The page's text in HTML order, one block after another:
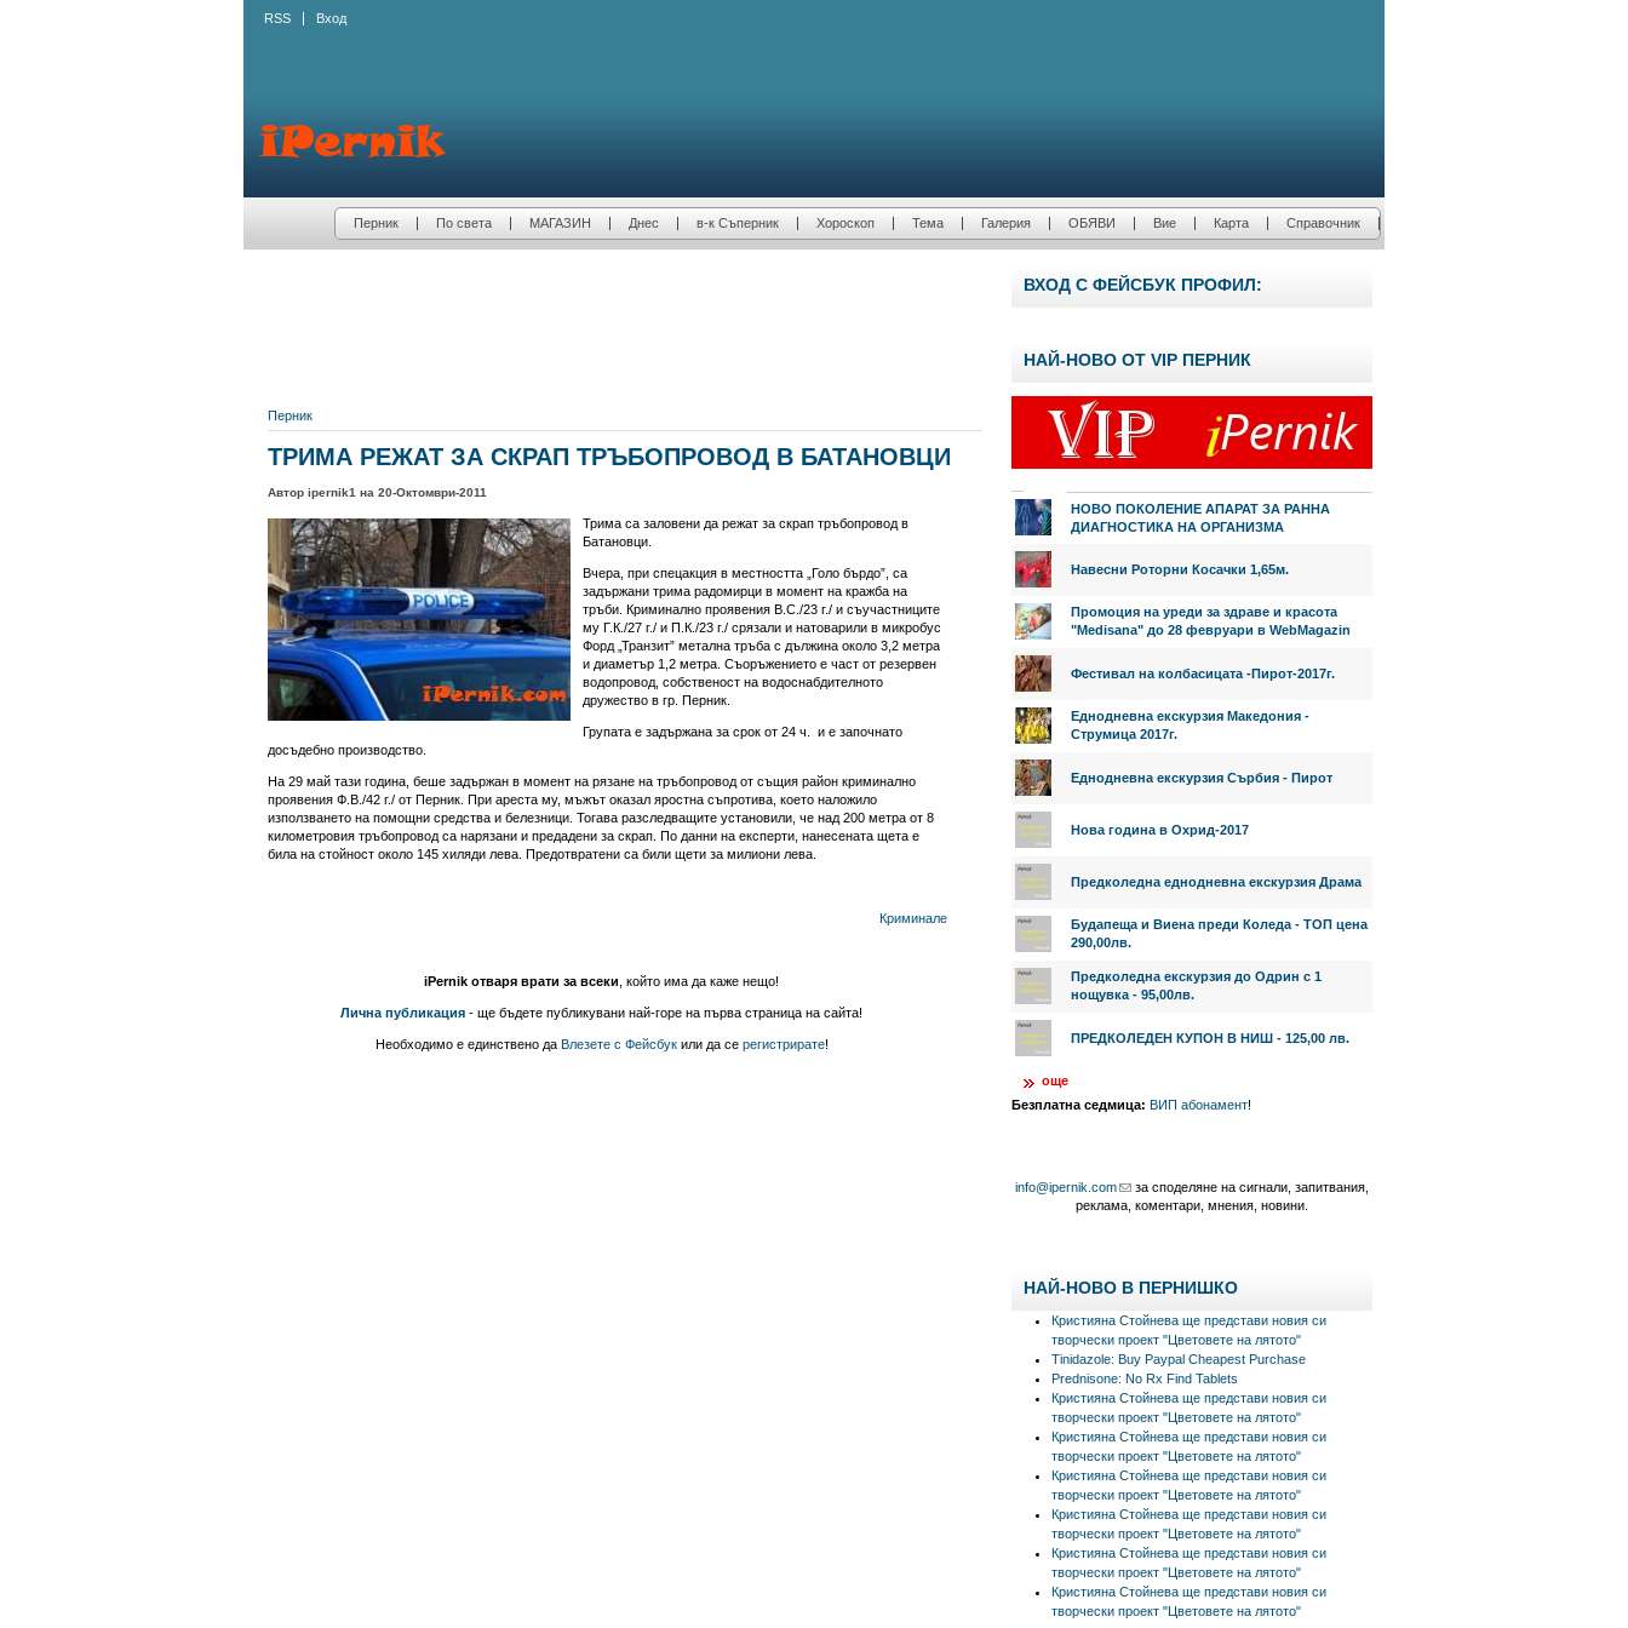
RSS Вход
Перник По света МАГАЗИН Днес в-к Съперник Хороскоп Тема Галерия ОБЯВИ Вие Карта Справочник
Перник
ТРИМА РЕЖАТ ЗА СКРАП ТРЪБОПРОВОД В БАТАНОВЦИ
Автор ipernik1 на 20-Октомври-2011
Трима са заловени да режат за скрап тръбопровод в
Батановци.
Вчера, при спецакция в местността „Голо бърдо”, са
задържани трима радомирци в момент на кражба на
тръби. Криминално проявения В.С./23 г./ и съучастниците
му Г.К./27 г./ и П.К./23 г./ срязали и натоварили в микробус
Форд „Транзит” метална тръба с дължина около 3,2 метра
и диаметър 1,2 метра. Съоръжението е част от резервен
водопровод, собственост на водоснабдителното
дружество в гр. Перник.
Групата е задържана за срок от 24 ч. и е започнато
досъдебно производство.
На 29 май тази година, беше задържан в момент на рязане на тръбопровод от същия район криминално
проявения Ф.В./42 г./ от Перник. При ареста му, мъжът оказал яростна съпротива, което наложило
използването на помощни средства и белезници. Тогава разследващите установили, че над 200 метра от 8
километровия тръбопровод са нарязани и предадени за скрап. По данни на експерти, нанесената щета е
била на стойност около 145 хиляди лева. Предотвратени са били щети за милиони лева.
Криминале
iPernik отваря врати за всеки , който има да каже нещо!
Лична публикация - ще бъдете публикувани най-горе на първа страница на сайта!
Необходимо е единствено да Влезете с Фейсбукили да се регистрирате!
ВХОД С ФЕЙСБУК ПРОФИЛ:
НАЙ-НОВО ОТ VIP ПЕРНИК
НОВО ПОКОЛЕНИЕ АПАРАТ ЗА РАННА
ДИАГНОСТИКА НА ОРГАНИЗМА
Навесни Роторни Косачки 1,65м.
Промоция на уреди за здраве и красота
"Medisana" до 28 февруари в WebMagazin
Фестивал на колбасицата -Пирот-2017г.
Еднодневна екскурзия Македония -
Струмица 2017г.
Еднодневна екскурзия Сърбия - Пирот
Нова година в Охрид-2017
Предколедна еднодневна екскурзия Драма
Будапеща и Виена преди Коледа - ТОП цена
290,00лв.
Предколедна екскурзия до Одрин с 1
нощувка - 95,00лв.
ПРЕДКОЛЕДЕН КУПОН В НИШ - 125,00 лв.
още
Безплатна седмица: ВИП абонамент!
info@ipernik.com
за споделяне на сигнали, запитвания,
реклама, коментари, мнения, новини.
НАЙ-НОВО В ПЕРНИШКО
Кристияна Стойнева ще представи новия си
творчески проект "Цветовете на лятото"
Tinidazole: Buy Paypal Cheapest Purchase
Prednisone: No Rx Find Tablets
Кристияна Стойнева ще представи новия си
творчески проект "Цветовете на лятото"
Кристияна Стойнева ще представи новия си
творчески проект "Цветовете на лятото"
Кристияна Стойнева ще представи новия си
творчески проект "Цветовете на лятото"
Кристияна Стойнева ще представи новия си
творчески проект "Цветовете на лятото"
Кристияна Стойнева ще представи новия си
творчески проект "Цветовете на лятото"
Кристияна Стойнева ще представи новия си
творчески проект "Цветовете на лятото"